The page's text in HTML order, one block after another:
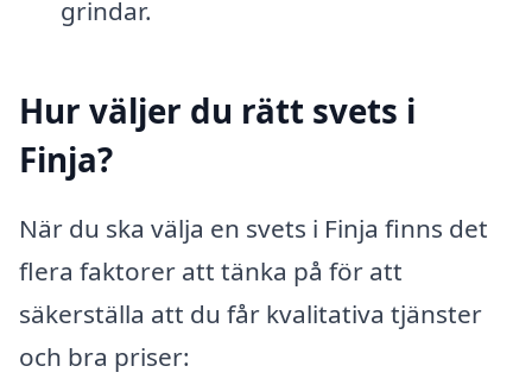
grindar.
Hur väljer du rätt svets i
Finja?
När du ska välja en svets i Finja finns det
flera faktorer att tänka på för att
säkerställa att du får kvalitativa tjänster
och bra priser: